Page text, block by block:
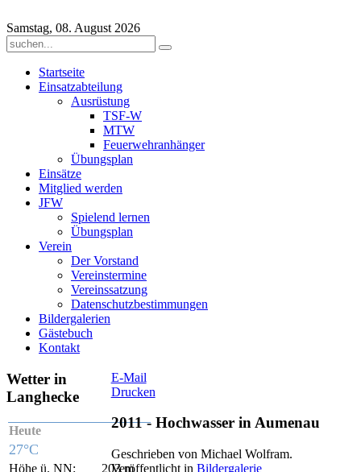
Samstag, 08. August 2026
Startseite
Einsatzabteilung
Ausrüstung
TSF-W
MTW
Feuerwehranhänger
Übungsplan
Einsätze
Mitglied werden
JFW
Spielend lernen
Übungsplan
Verein
Der Vorstand
Vereinstermine
Vereinssatzung
Datenschutzbestimmungen
Bildergalerien
Gästebuch
Kontakt
E-Mail
Drucken
2011 - Hochwasser in Aumenau
Geschrieben von Michael Wolfram.
Veröffentlicht in Bildergalerie
Wetter in
Langhecke
Heute
27°C
Höhe ü. NN:
203 m